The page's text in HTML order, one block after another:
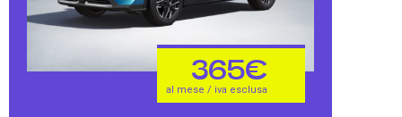
365€
al mese / iva esclusa